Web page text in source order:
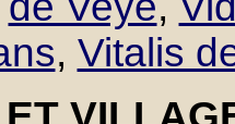
, Vitalis